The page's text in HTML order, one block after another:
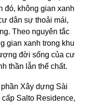
đó, không gian xanh
dân sự thoải mái,
Theo nguyên tắc
gian xanh trong khu
đời sống của cư
thần lẫn thể chất.
Xây dựng Sài
Salto Residence,